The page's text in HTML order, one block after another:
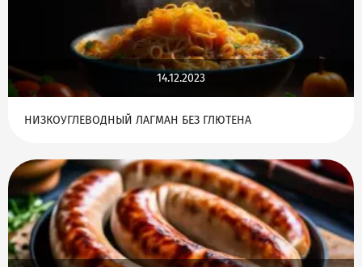
14.12.2023
НИЗКОУГЛЕВОДНЫЙ ЛАГМАН БЕЗ ГЛЮТЕНА